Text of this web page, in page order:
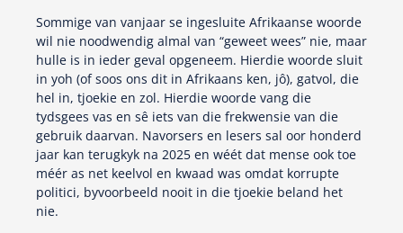
Sommige van vanjaar se ingesluite Afrikaanse woorde
wil nie noodwendig almal van “geweet wees” nie, maar
hulle is in ieder geval opgeneem. Hierdie woorde sluit
in yoh (of soos ons dit in Afrikaans ken, jô), gatvol, die
hel in, tjoekie en zol. Hierdie woorde vang die
tydsgees vas en sê iets van die frekwensie van die
gebruik daarvan. Navorsers en lesers sal oor honderd
jaar kan terugkyk na 2025 en wéét dat mense ook toe
méér as net keelvol en kwaad was omdat korrupte
politici, byvoorbeeld nooit in die tjoekie beland het
nie.